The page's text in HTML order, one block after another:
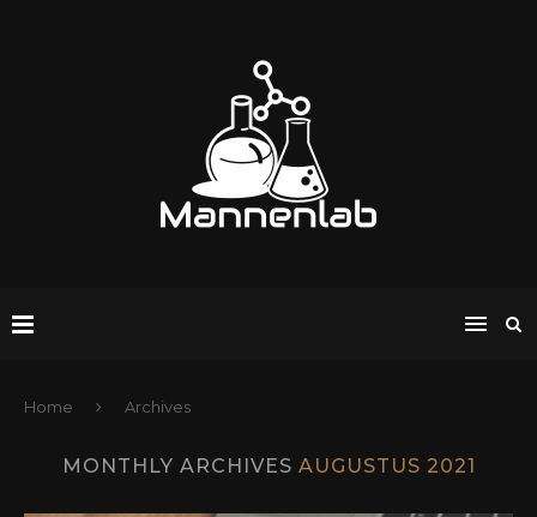
Home Archives
MONTHLY ARCHIVES AUGUSTUS 2021